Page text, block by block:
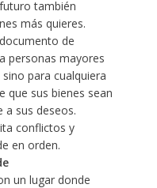
también
más quieres.
de
personas mayores
para cualquiera
que sus bienes sean
sus deseos.
conflictos y
en orden.
un lugar donde